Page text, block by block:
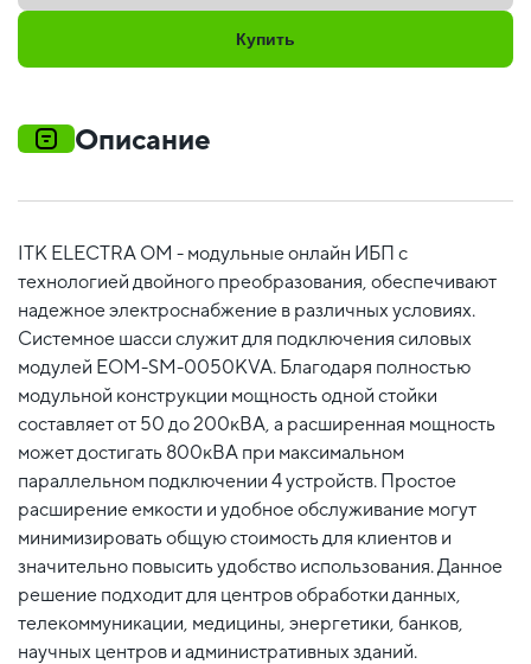
Купить
Описание
ITK ELECTRA OM - модульные онлайн ИБП с
технологией двойного преобразования, обеспечивают
надежное электроснабжение в различных условиях.
Системное шасси служит для подключения силовых
модулей EOM-SM-0050KVA. Благодаря полностью
модульной конструкции мощность одной стойки
составляет от 50 до 200кВА, а расширенная мощность
может достигать 800кВА при максимальном
параллельном подключении 4 устройств. Простое
расширение емкости и удобное обслуживание могут
минимизировать общую стоимость для клиентов и
значительно повысить удобство использования. Данное
решение подходит для центров обработки данных,
телекоммуникации, медицины, энергетики, банков,
научных центров и административных зданий.